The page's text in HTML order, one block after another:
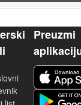
Preuzmi